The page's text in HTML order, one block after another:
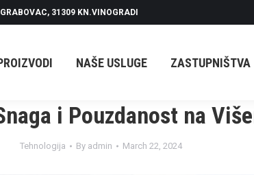
31309 KN.VINOGRADI
NAŠE USLUGE ZASTUPNIŠTVA
i Pouzdanost na
Tehnologija By admin March 22, 2024
NAŠE USLUGE ZASTUPNIŠTVA O